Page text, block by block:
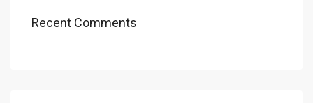
Recent Comments